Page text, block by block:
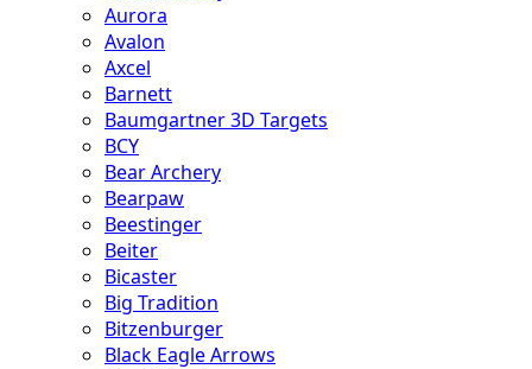
Aurora
Avalon
Axcel
Barnett
Baumgartner 3D Targets
BCY
Bear Archery
Bearpaw
Beestinger
Beiter
Bicaster
Big Tradition
Bitzenburger
Black Eagle Arrows